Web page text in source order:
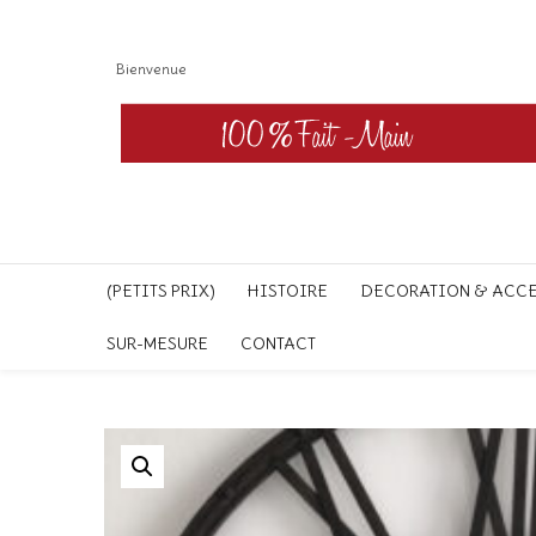
Bienvenue
(PETITS PRIX) HISTOIRE DECORATION &
SUR-MESURE CONTACT